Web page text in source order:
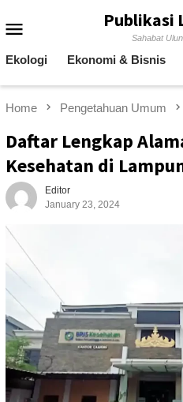
to
Publikasi
Sahabat
Ekologi Ekonomi & Bisnis
Home Pengetahuan Umum
Daftar Lengkap
Kesehatan di
Editor
January 23, 2024